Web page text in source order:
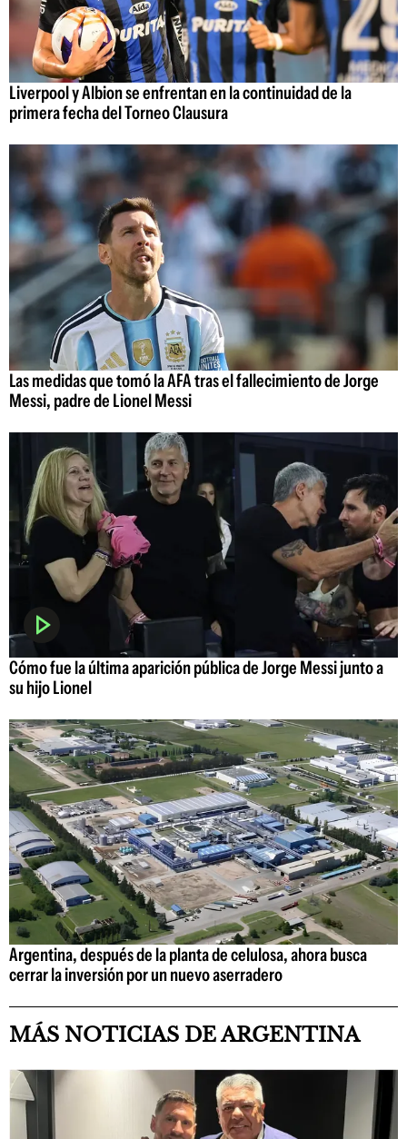
Liverpool y Albion se enfrentan en la continuidad de la
primera fecha del Torneo Clausura
Las medidas que tomó la AFA tras el fallecimiento de Jorge
Messi, padre de Lionel Messi
Cómo fue la última aparición pública de Jorge Messi junto a
su hijo Lionel
Argentina, después de la planta de celulosa, ahora busca
cerrar la inversión por un nuevo aserradero
MÁS NOTICIAS DE ARGENTINA